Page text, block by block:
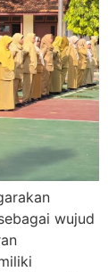
wujud